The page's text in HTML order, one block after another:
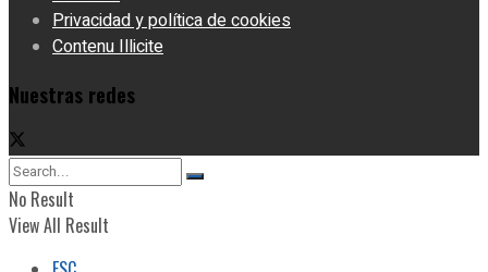
Privacidad y política de cookies
Contenu Illicite
Nuestras redes
No Result
View All Result